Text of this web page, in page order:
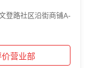
登路社区沿街商铺A-
价营业部